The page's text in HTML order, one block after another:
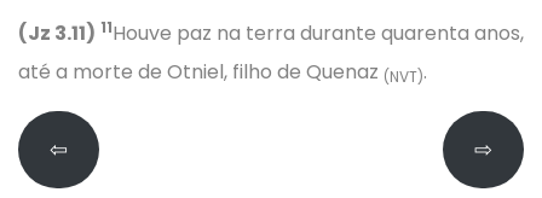
(Jz 3.11) 11Houve paz na terra durante quarenta anos,
até a morte de Otniel, filho de Quenaz (NVT).
⇦ ⇨